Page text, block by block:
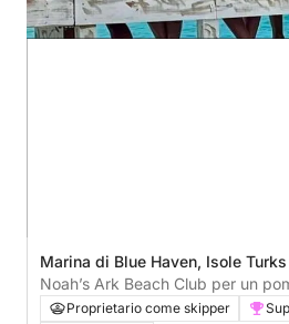
Marina di Blue Haven, Isole
Noah’s Ark Beach Club per un
lusso in catamarano
Proprietario come skipper